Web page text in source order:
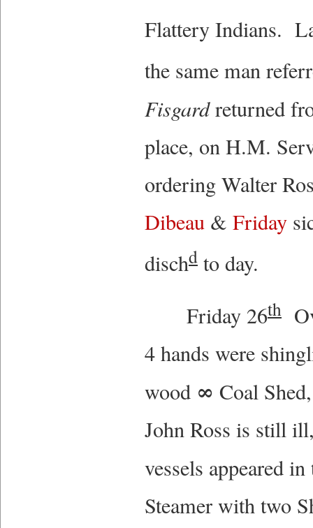
Flattery Indians.
the same man
Fisgardreturned
place, on H.M.
ordering Walter
Dibeau & Friday
dischd to day.
Friday 26th
4 hands were
wood ∞ Coal
John Ross is still
vessels appeared
Steamer with two